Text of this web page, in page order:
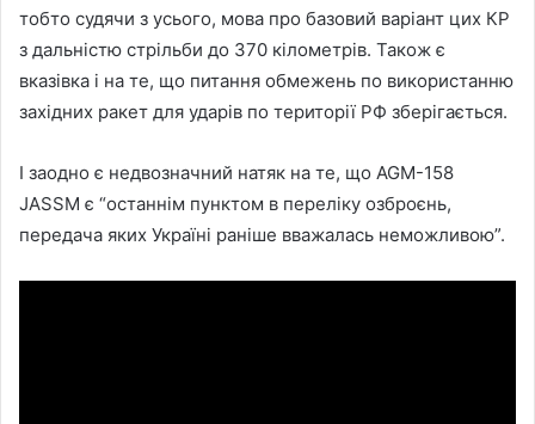
тобто судячи з усього, мова про базовий варіант цих КР
з дальністю стрільби до 370 кілометрів. Також є
вказівка і на те, що питання обмежень по використанню
західних ракет для ударів по території РФ зберігається.
І заодно є недвозначний натяк на те, що AGM-158
JASSM є “останнім пунктом в переліку озброєнь,
передача яких Україні раніше вважалась неможливою”.